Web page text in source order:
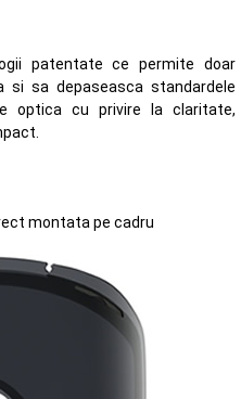
patentate ce permite doar
si sa depaseasca standardele
optica cu privire la claritate,
montata pe cadru